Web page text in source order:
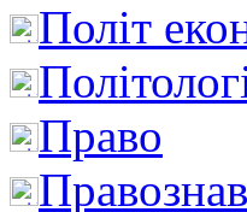
Політ
Право